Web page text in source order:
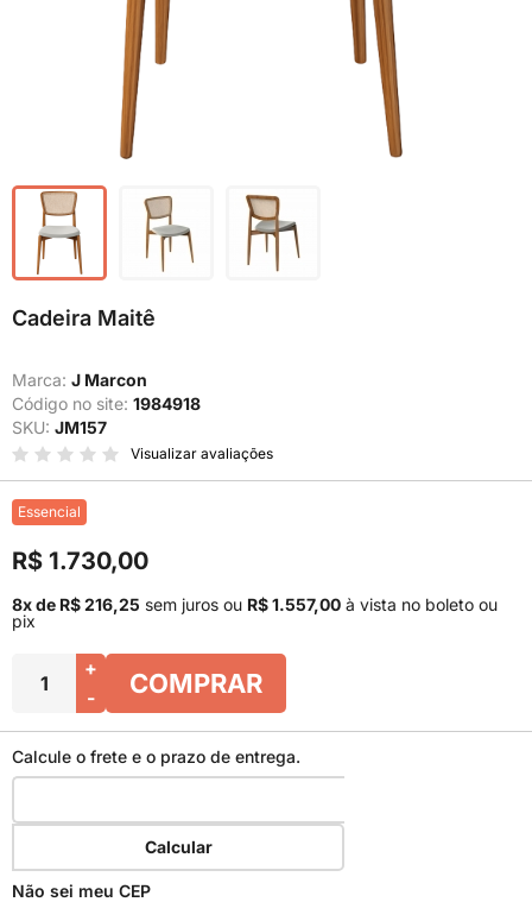
Cadeira Maitê
Marca: J Marcon
Código no site: 1984918
SKU: JM157
Visualizar avaliações
Essencial
R$ 1.730,00
8x de R$ 216,25 sem juros ou R$ 1.557,00 à vista no boleto ou
pix
+
-
COMPRAR
Calcule o frete e o prazo de entrega.
Calcular
Não sei meu CEP